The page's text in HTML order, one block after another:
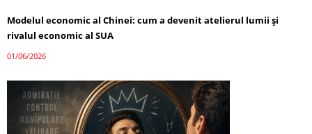
Modelul economic al Chinei: cum a devenit atelierul lumii și
rivalul economic al SUA
01/06/2026